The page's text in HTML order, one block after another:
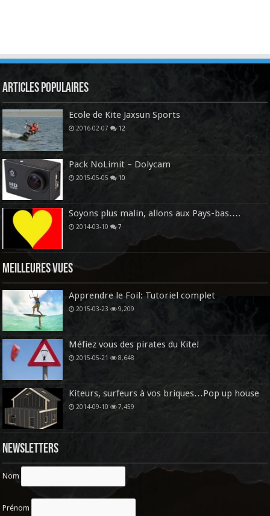
Articles Populaires
Ecole de Kite Jaxsun Sports
2016-02-07 12
Pack NoLimit – Dolycam
2015-05-05 10
Soyons plus malin, allons aux Pays-bas….
2014-03-10 7
Meilleures vues
Apprendre le Foil: Tutoriel complet
2015-03-23 9,209
Méfiez vous des pirates du Kite!
2015-05-21 8,648
Kiteurs, surfeurs à vos briques…Pop up house
2014-09-10 7,459
Newsletters
Nom
Prénom